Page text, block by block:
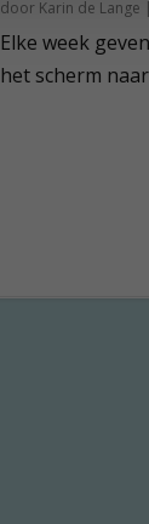
door Karin de Lange |
Elke week
het scherm